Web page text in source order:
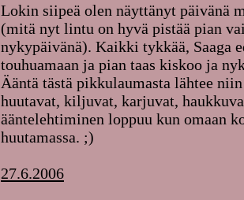
Lokin siipeä olen näyttänyt päivänä
(mitä nyt lintu on hyvä pistää pian
nykypäivänä). Kaikki tykkää, Saaga
touhuamaan ja pian taas kiskoo ja
Ääntä tästä pikkulaumasta lähtee
huutavat, kiljuvat, karjuvat,
ääntelehtiminen loppuu kun omaan
huutamassa. ;)
27.6.2006